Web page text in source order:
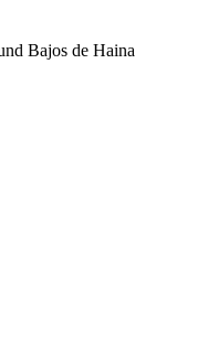
Bajos de Haina